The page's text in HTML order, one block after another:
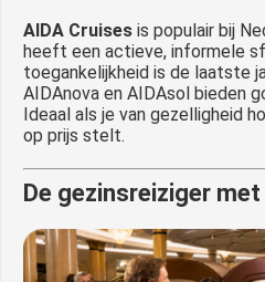
AIDA Cruises is populair bij
heeft een actieve, informele
toegankelijkheid is de laatste
AIDAnova en AIDAsol bieden
Ideaal als je van gezelligheid
op prijs stelt.
De gezinsreiziger